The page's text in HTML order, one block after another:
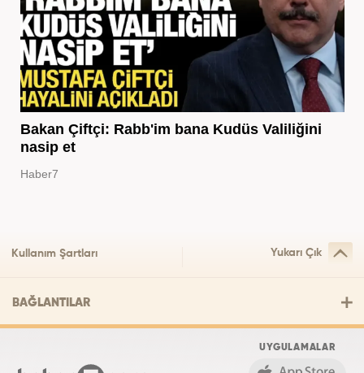
Bakan Çiftçi: Rabb'im bana Kudüs Valiliğini
nasip et
Haber7
Kullanım Şartları Yukarı Çık
BAĞLANTILAR
UYGULAMALAR